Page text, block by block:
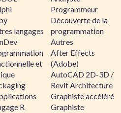
langages
et
R
Programmeur
Découverte de la
programmation
Autres
After Effects
(Adobe)
AutoCAD 2D-3D /
Revit Architecture
Graphiste accéléré
Graphiste